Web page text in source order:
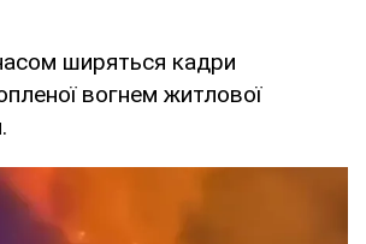
ширяться кадри
вогнем житлової